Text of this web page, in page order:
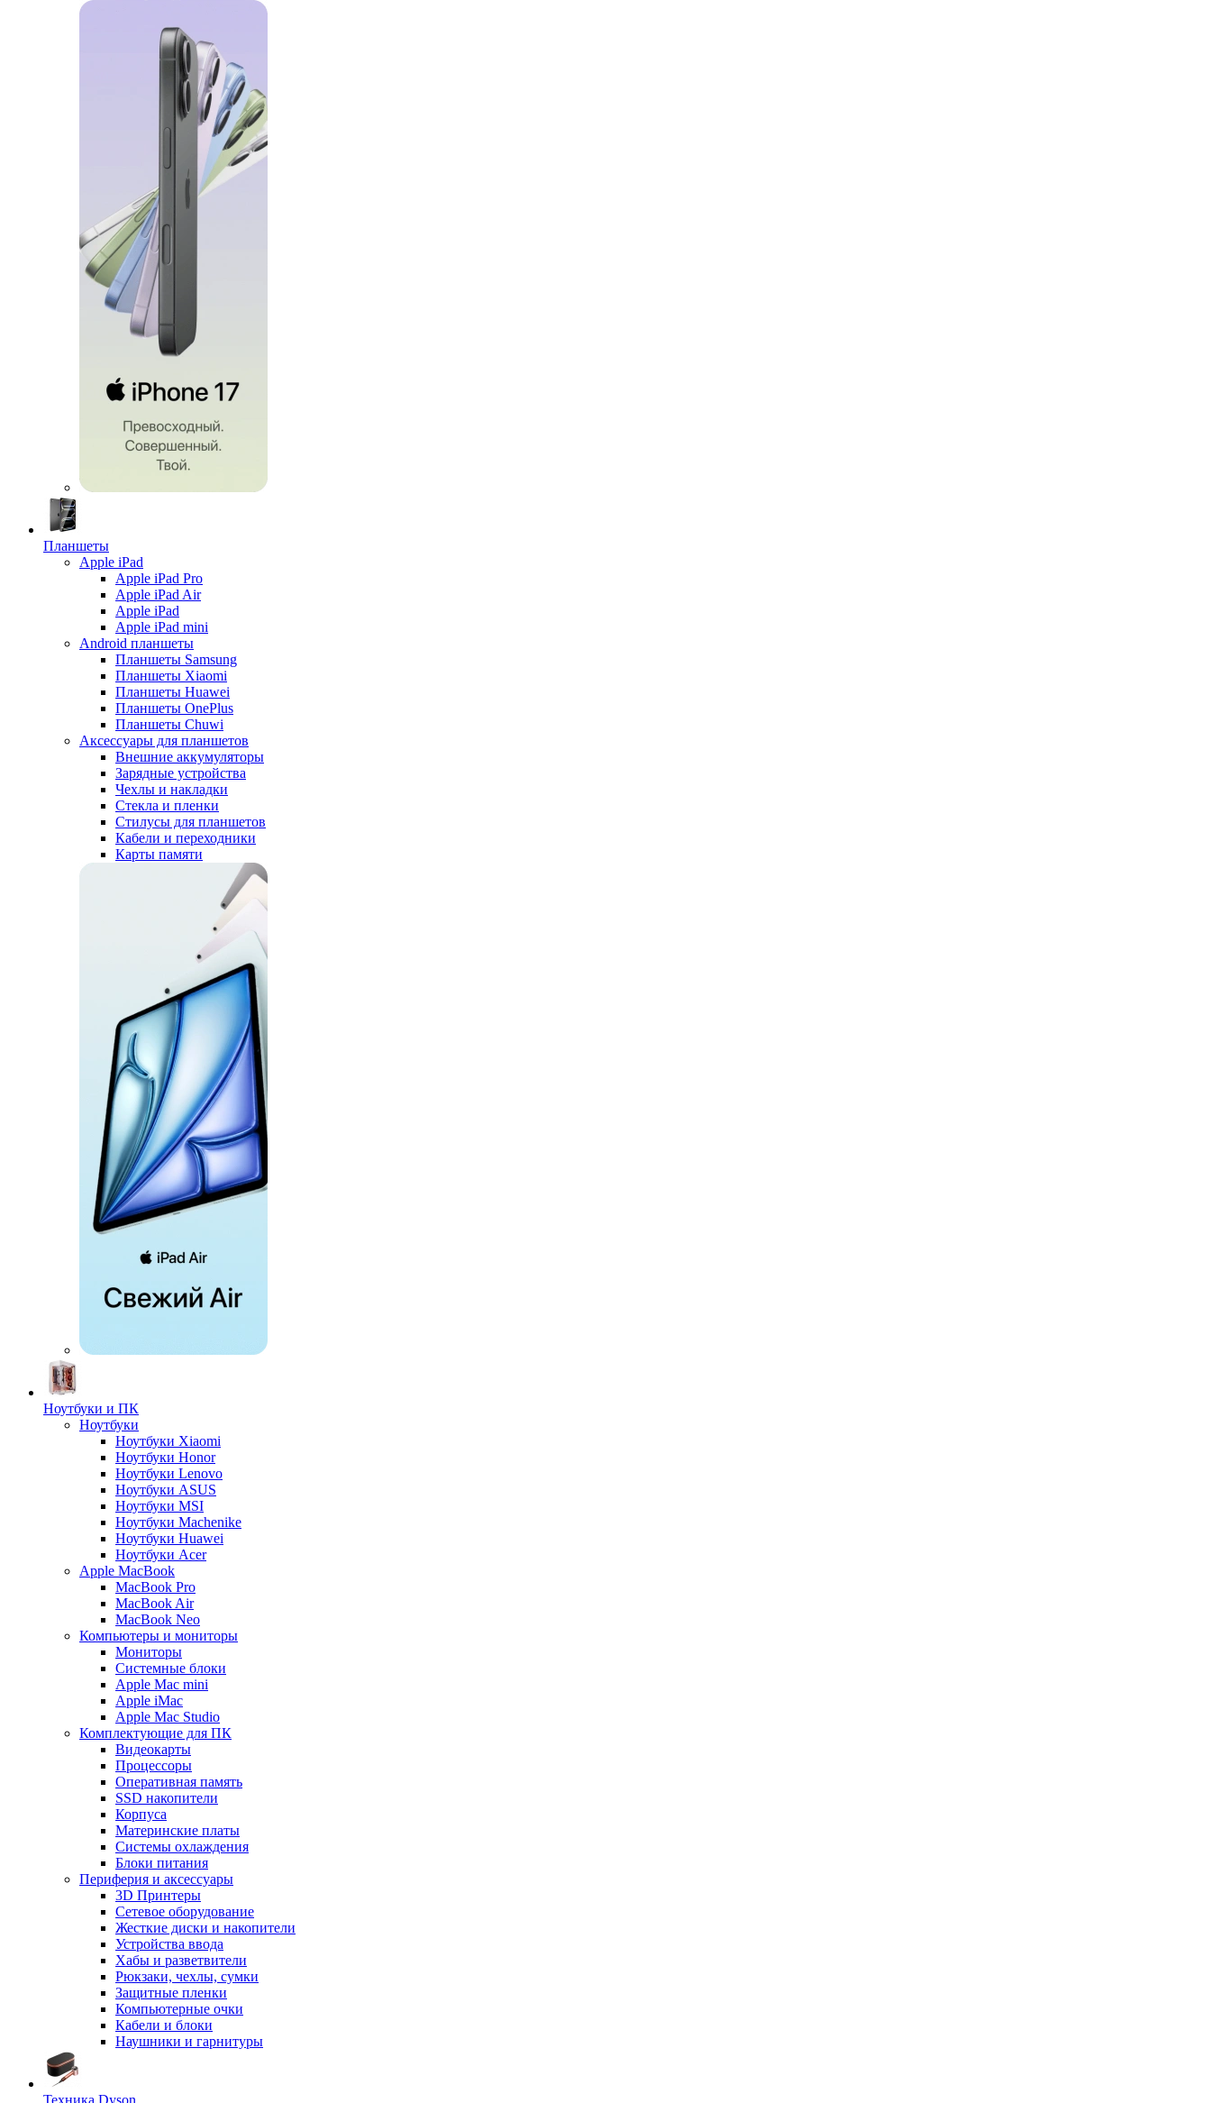
Планшеты
Apple iPad
Apple iPad Pro
Apple iPad Air
Apple iPad
Apple iPad mini
Android планшеты
Планшеты Samsung
Планшеты Xiaomi
Планшеты Huawei
Планшеты OnePlus
Планшеты Chuwi
Аксессуары для планшетов
Внешние аккумуляторы
Зарядные устройства
Чехлы и накладки
Стекла и пленки
Стилусы для планшетов
Кабели и переходники
Карты памяти
Ноутбуки и ПК
Ноутбуки
Ноутбуки Xiaomi
Ноутбуки Honor
Ноутбуки Lenovo
Ноутбуки ASUS
Ноутбуки MSI
Ноутбуки Machenike
Ноутбуки Huawei
Ноутбуки Acer
Apple MacBook
MacBook Pro
MacBook Air
MacBook Neo
Компьютеры и мониторы
Мониторы
Системные блоки
Apple Mac mini
Apple iMac
Apple Mac Studio
Комплектующие для ПК
Видеокарты
Процессоры
Оперативная память
SSD накопители
Корпуса
Материнские платы
Системы охлаждения
Блоки питания
Периферия и аксессуары
3D Принтеры
Сетевое оборудование
Жесткие диски и накопители
Устройства ввода
Хабы и разветвители
Рюкзаки, чехлы, сумки
Защитные пленки
Компьютерные очки
Кабели и блоки
Наушники и гарнитуры
Техника Dyson